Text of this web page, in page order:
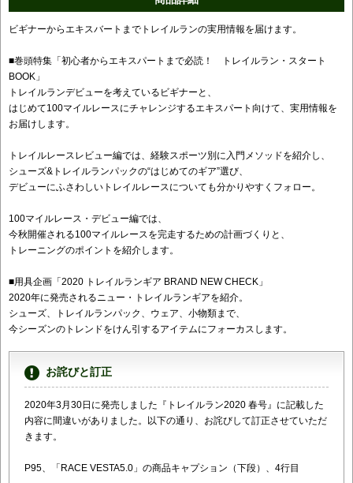
ビギナーからエキスバートまでトレイルランの実用情報を届けます。
■巻頭特集「初心者からエキスパートまで必読！ トレイルラン・スタート
BOOK」
トレイルランデビューを考えているビギナーと、
はじめて100マイルレースにチャレンジするエキスパート向けて、実用情報を
お届けします。
トレイルレースレビュー編では、経験スポーツ別に入門メソッドを紹介し、
シューズ&トレイルランパックの“はじめてのギア”選び、
デビューにふさわしいトレイルレースについても分かりやすくフォロー。
100マイルレース・デビュー編では、
今秋開催される100マイルレースを完走するための計画づくりと、
トレーニングのポイントを紹介します。
■用具企画「2020 トレイルランギア BRAND NEW CHECK」
2020年に発売されるニュー・トレイルランギアを紹介。
シューズ、トレイルランパック、ウェア、小物類まで、
今シーズンのトレンドをけん引するアイテムにフォーカスします。
お詫びと訂正
2020年3月30日に発売しました『トレイルラン2020 春号』に記載した
内容に間違いがありました。以下の通り、 お詫びして訂正させていただ
きます。
P95、「RACE VESTA5.0」の商品キャプション（下段）、4行目